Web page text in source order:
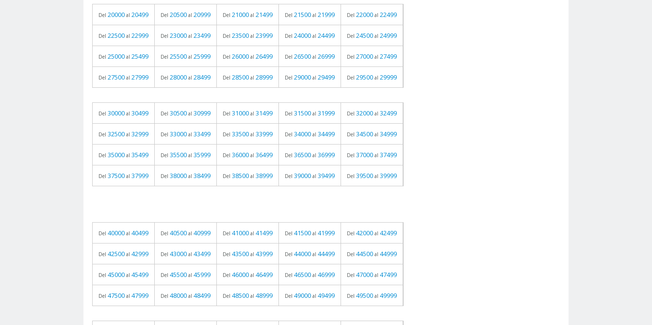
Del 20000 al 20499 Del 20500 al 20999 Del 21000 al 21499 Del 21500 al 21999 Del 22000 al 22499
Del 22500 al 22999 Del 23000 al 23499 Del 23500 al 23999 Del 24000 al 24499 Del 24500 al 24999
Del 25000 al 25499 Del 25500 al 25999 Del 26000 al 26499 Del 26500 al 26999 Del 27000 al 27499
Del 27500 al 27999 Del 28000 al 28499 Del 28500 al 28999 Del 29000 al 29499 Del 29500 al 29999
Del 30000 al 30499 Del 30500 al 30999 Del 31000 al 31499 Del 31500 al 31999 Del 32000 al 32499
Del 32500 al 32999 Del 33000 al 33499 Del 33500 al 33999 Del 34000 al 34499 Del 34500 al 34999
Del 35000 al 35499 Del 35500 al 35999 Del 36000 al 36499 Del 36500 al 36999 Del 37000 al 37499
Del 37500 al 37999 Del 38000 al 38499 Del 38500 al 38999 Del 39000 al 39499 Del 39500 al 39999
Del 40000 al 40499 Del 40500 al 40999 Del 41000 al 41499 Del 41500 al 41999 Del 42000 al 42499
Del 42500 al 42999 Del 43000 al 43499 Del 43500 al 43999 Del 44000 al 44499 Del 44500 al 44999
Del 45000 al 45499 Del 45500 al 45999 Del 46000 al 46499 Del 46500 al 46999 Del 47000 al 47499
Del 47500 al 47999 Del 48000 al 48499 Del 48500 al 48999 Del 49000 al 49499 Del 49500 al 49999